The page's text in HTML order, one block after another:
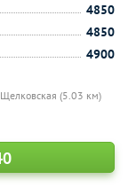
Щелковская (5.03 км)
4850
4850
4900